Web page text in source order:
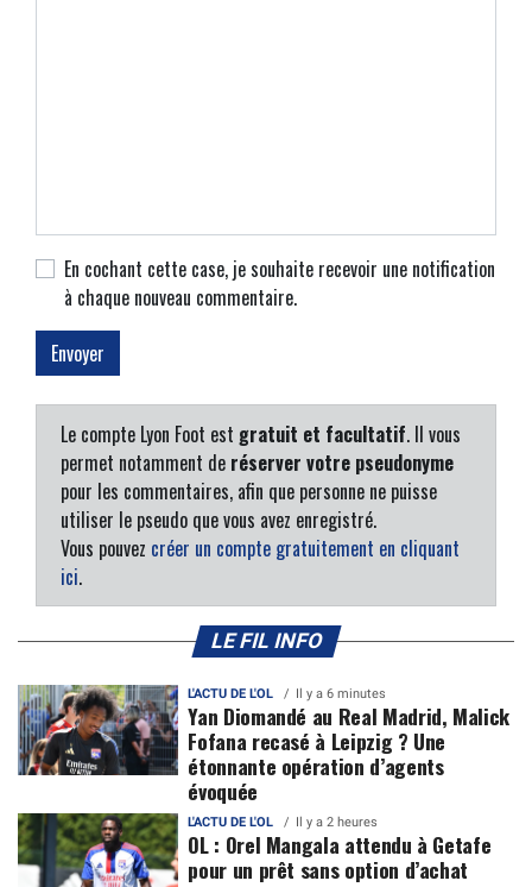
En cochant cette case, je souhaite recevoir une notification
à chaque nouveau commentaire.
Le compte Lyon Foot est gratuit et facultatif. Il vous
permet notamment de réserver votre pseudonyme
pour les commentaires, afin que personne ne puisse
utiliser le pseudo que vous avez enregistré.
Vous pouvez créer un compte gratuitement en cliquant
ici.
LE FIL INFO
L'ACTU DE L'OL Il y a 6 minutes
Yan Diomandé au Real Madrid, Malick
Fofana recasé à Leipzig ? Une
étonnante opération d’agents
évoquée
L'ACTU DE L'OL Il y a 2 heures
OL : Orel Mangala attendu à Getafe
pour un prêt sans option d’achat